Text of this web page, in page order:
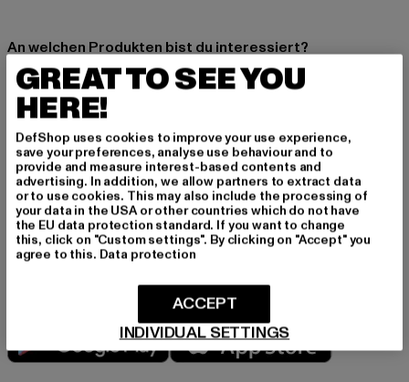
An welchen Produkten bist du interessiert?
MÄNNER
FRAUEN
E-MAIL
ANMELDEN
Informationen dazu, wie DefShop mit Deinen Daten umgeht, findest Du
in unserer Datenschutzerklärung. Du kannst Dich jederzeit kostenfei
abmelden.Datenschutzerklärung lesen.
Play market
GREAT TO SEE YOU
HERE!
DefShop uses cookies to improve your use experience,
save your preferences, analyse use behaviour and to
provide and measure interest-based contents and
advertising. In addition, we allow partners to extract data
or to use cookies. This may also include the processing of
your data in the USA or other countries which do not have
the EU data protection standard. If you want to change
this, click on "Custom settings". By clicking on "Accept" you
agree to this. Data protection
INDIVIDUAL SETTINGS
ACCEPT